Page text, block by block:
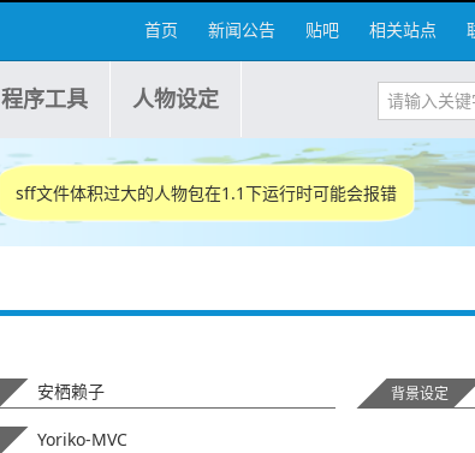
首页 新闻公告 贴吧 相关站点
程序工具 人物设定
sff文件体积过大的人物包在1.1下运行时可能会报错
安栖赖子
Yoriko-MVC
背景设定